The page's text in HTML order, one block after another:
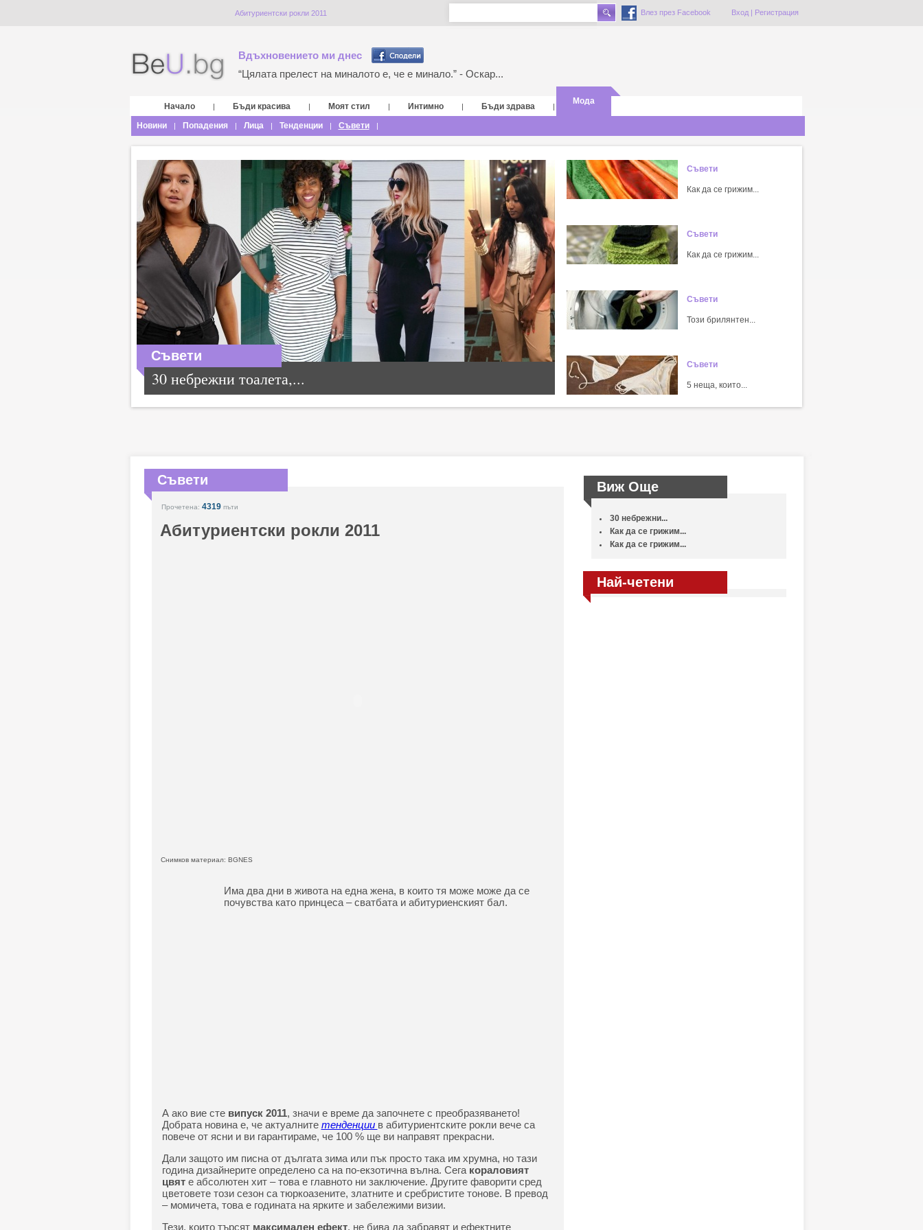
Абитуриентски рокли 2011 Влез през Facebook Вход| Регистрация
Вдъхновението ми днес
“Цялата прелест на миналото е, че е минало.” - Оскар...
Начало | Бъди красива | Моят стил | Интимно | Бъди здрава |
Мода
Новини | Попадения | Лица | Тенденции | Съвети |
Съвети
30 небрежни тоалета,...
Съвети
Как да се грижим...
Съвети
Как да се грижим...
Съвети
Този брилянтен...
Съвети
5 неща, които...
Съвети
Прочетена: 4319пъти
Абитуриентски рокли 2011
Снимков материал: BGNES
Има два дни в живота на една жена, в които тя може може да се
почувства като принцеса – сватбата и абитуриенският бал.
А ако вие сте випуск 2011, значи е време да започнете с преобразяването!
Добрата новина е, че актуалните тенденции в абитуриентските рокли вече са
повече от ясни и ви гарантираме, че 100 % ще ви направят прекрасни.
Дали защoто им писна от дългата зима или пък просто така им хрумна, но тази
година дизайнерите определено са на по-екзотична вълна. Сега кораловият
цвят е абсолютен хит – това е главното ни заключение. Другите фаворити сред
цветовете този сезон са тюркоазените, златните и сребристите тонове. В превод
– момичета, това е годината на ярките и забележими визии.
Тези, които търсят максимален ефект, не бива да забравят и ефектните
Виж Още
30 небрежни...
Как да се грижим...
Как да се грижим...
Най-четени